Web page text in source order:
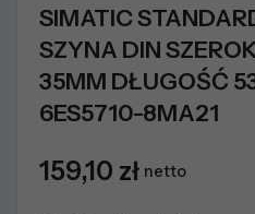
SIMATIC
SZYNA DIN
35MM DŁUGOŚĆ
6ES5710-8MA21
159,10 zł netto